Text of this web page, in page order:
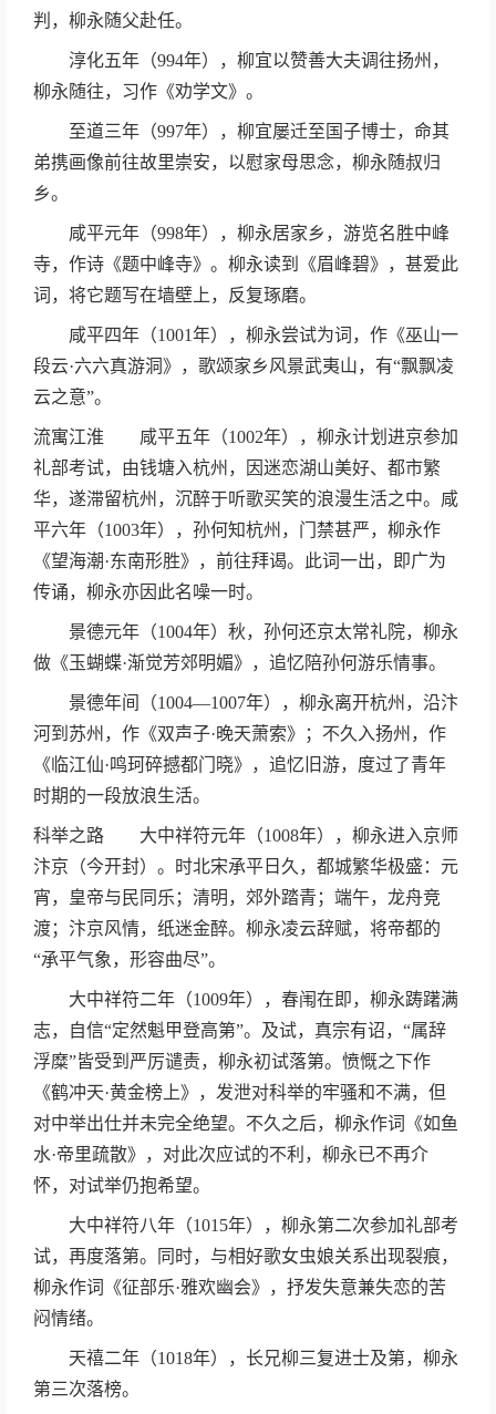
判，柳永随父赴任。
淳化五年（994年），柳宜以赞善大夫调往扬州，
柳永随往，习作《劝学文》。
至道三年（997年），柳宜屡迁至国子博士，命其
弟携画像前往故里崇安，以慰家母思念，柳永随叔归
乡。
咸平元年（998年），柳永居家乡，游览名胜中峰
寺，作诗《题中峰寺》。柳永读到《眉峰碧》，甚爱此
词，将它题写在墙壁上，反复琢磨。
咸平四年（1001年），柳永尝试为词，作《巫山一
段云·六六真游洞》，歌颂家乡风景武夷山，有“飘飘凌
云之意”。
流寓江淮 咸平五年（1002年），柳永计划进京参加
礼部考试，由钱塘入杭州，因迷恋湖山美好、都市繁
华，遂滞留杭州，沉醉于听歌买笑的浪漫生活之中。咸
平六年（1003年），孙何知杭州，门禁甚严，柳永作
《望海潮·东南形胜》，前往拜谒。此词一出，即广为
传诵，柳永亦因此名噪一时。
景德元年（1004年）秋，孙何还京太常礼院，柳永
做《玉蝴蝶·渐觉芳郊明媚》，追忆陪孙何游乐情事。
景德年间（1004—1007年），柳永离开杭州，沿汴
河到苏州，作《双声子·晚天萧索》；不久入扬州，作
《临江仙·鸣珂碎撼都门晓》，追忆旧游，度过了青年
时期的一段放浪生活。
科举之路 大中祥符元年（1008年），柳永进入京师
汴京（今开封）。时北宋承平日久，都城繁华极盛：元
宵，皇帝与民同乐；清明，郊外踏青；端午，龙舟竞
渡；汴京风情，纸迷金醉。柳永凌云辞赋，将帝都的
“承平气象，形容曲尽”。
大中祥符二年（1009年），春闱在即，柳永踌躇满
志，自信“定然魁甲登高第”。及试，真宗有诏，“属辞
浮糜”皆受到严厉谴责，柳永初试落第。愤慨之下作
《鹤冲天·黄金榜上》，发泄对科举的牢骚和不满，但
对中举出仕并未完全绝望。不久之后，柳永作词《如鱼
水·帝里疏散》，对此次应试的不利，柳永已不再介
怀，对试举仍抱希望。
大中祥符八年（1015年），柳永第二次参加礼部考
试，再度落第。同时，与相好歌女虫娘关系出现裂痕，
柳永作词《征部乐·雅欢幽会》，抒发失意兼失恋的苦
闷情绪。
天禧二年（1018年），长兄柳三复进士及第，柳永
第三次落榜。